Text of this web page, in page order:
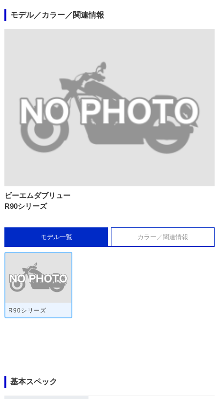
モデル／カラー／関連情報
ビーエムダブリュー
R90シリーズ
モデル一覧 カラー／関連情報
R90シリーズ
基本スペック